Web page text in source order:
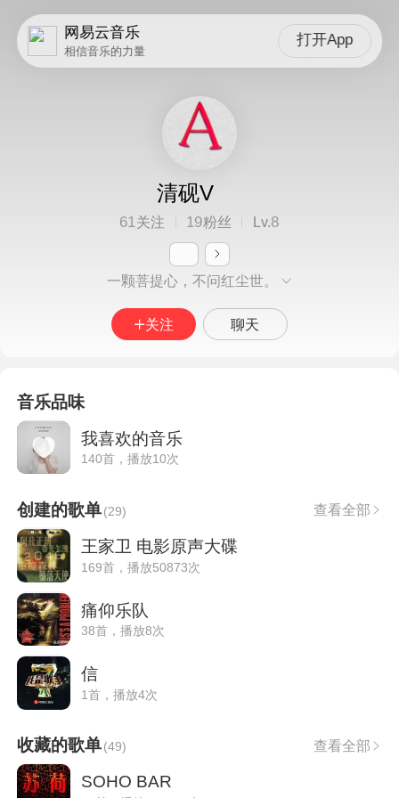
网易云音乐
相信音乐的力量
打开App
清砚V
61关注 19粉丝 Lv.8
一颗菩提心，不问红尘世。
关注 聊天
音乐品味
我喜欢的音乐
140首，播放10次
创建的歌单(29) 查看全部
王家卫 电影原声大碟
169首，播放50873次
痛仰乐队
38首，播放8次
信
1首，播放4次
收藏的歌单(49) 查看全部
SOHO BAR